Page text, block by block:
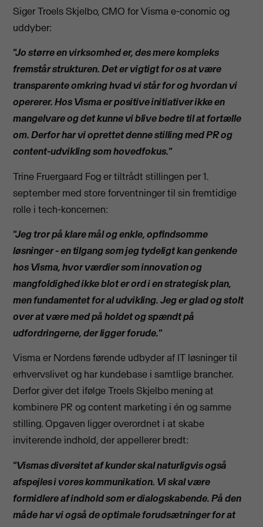
Siger Troels Skjelbo, CMO for Visma e-conomic og
uddyber:
"Jo større en virksomhed er, des mere kompleks
fremstår strukturen. Det er vigtigt for os at være
transparente omkring hvad vi står for og hvordan vi
opererer. Hos Visma er positive initiativer ikke en
mangelvare og det kunne vi blive bedre til at fortælle
om. Derfor har vi oprettet denne stilling med PR og
content-udvikling som hovedfokus."
Trine Fruergaard Fog er tiltrådt stillingen per 1.
september med store forventninger til sin fremtidige
rolle i tech-koncernen:
"Jeg tror på klare mål og enkle, opfindsomme
løsninger - en tilgang som jeg tydeligt kan genkende
hos Visma, hvor værdier som innovation og
mangfoldighed ikke blot er ord i en strategisk plan,
men fundamentet for al udvikling. Jeg er glad og stolt
over at være med på holdet og spændt på
udfordringerne, der ligger forude."
Visma er Nordens førende udbyder af IT løsninger til
erhvervslivet og har kundebase i samtlige brancher.
Derfor giver det ifølge Troels Skjelbo mening at
kombinere PR og content marketing i én og samme
stilling. Opgaven ligger overordnet i at skabe
inviterende indhold, der appellerer bredt:
"Vismas diversitet af kunder skal naturligvis også
afspejles i vores kommunikation. Vi skal være
formidlere af indhold som er dialogskabende. På den
måde har vi også de optimale forudsætninger for at